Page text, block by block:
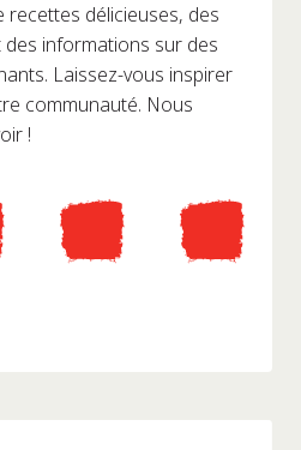
recettes délicieuses, des
informations sur des
Laissez-vous inspirer
communauté. Nous
!